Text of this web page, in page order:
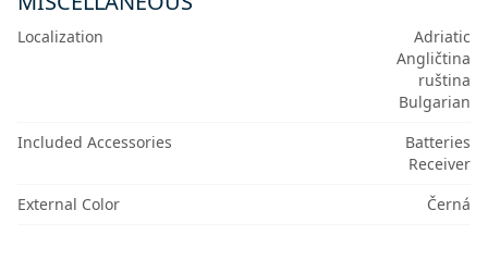
Localization
Adriatic
Angličtina
ruština
Bulgarian
Included Accessories
Batteries
Receiver
External Color
Černá